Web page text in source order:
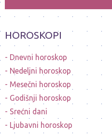
HOROSKOPI
Dnevni horoskop
Nedeljni horoskop
Mesečni horoskop
Godišnji horoskop
Srećni dani
Ljubavni horoskop